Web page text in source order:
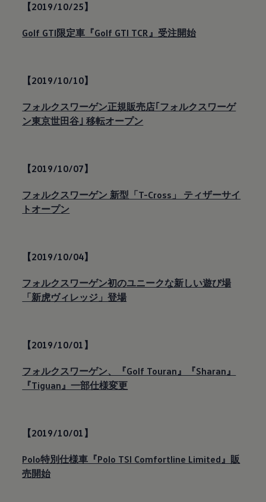
【2019/10/25】
Golf GTI限定車『Golf GTI TCR』受注開始
【2019/10/10】
フォルクスワーゲン正規販売店｢フォルクスワーゲ
ン東京世田谷｣ 移転オープン
【2019/10/07】
フォルクスワーゲン 新型「T-Cross」 ティザーサイ
トオープン
【2019/10/04】
フォルクスワーゲン初のユニークな新しい遊び場
「新虎ヴィレッジ」登場
【2019/10/01】
フォルクスワーゲン、『Golf Touran』『Sharan』
『Tiguan』一部仕様変更
【2019/10/01】
Polo特別仕様車『Polo TSI Comfortline Limited』販
売開始